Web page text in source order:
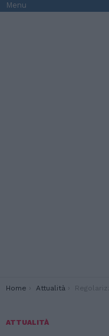
Menu
You are here:
Home Attualità Regolarizzazione: più sportelli
ATTUALITÀ